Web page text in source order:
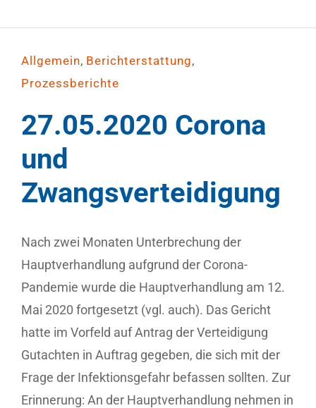
Allgemein, Berichterstattung,
Prozessberichte
27.05.2020 Corona
und
Zwangsverteidigung
Nach zwei Monaten Unterbrechung der
Hauptverhandlung aufgrund der Corona-
Pandemie wurde die Hauptverhandlung am 12.
Mai 2020 fortgesetzt (vgl. auch). Das Gericht
hatte im Vorfeld auf Antrag der Verteidigung
Gutachten in Auftrag gegeben, die sich mit der
Frage der Infektionsgefahr befassen sollten. Zur
Erinnerung: An der Hauptverhandlung nehmen in